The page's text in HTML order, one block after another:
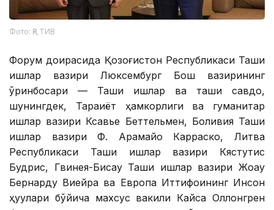
Фото: ҚР ТИВ
Форум доирасида Қозоғистон Республикаси Ташқи
ишлар вазири Люксембург Бош вазирининг
ўринбосари — Ташқи ишлар ва ташқи савдо,
шунингдек, Тараққиёт ҳамкорлиги ва гуманитар
ишлар вазири Ксавье Беттельмен, Боливия Ташқи
ишлар вазири Ф. Арамайо Карраско, Литва
Республикаси Ташқи ишлар вазири Кястутис
Будрис, Гвинея-Бисау Ташқи ишлар вазири Жоау
Бернарду Виейра ва Европа Иттифоқининг Инсон
ҳуқуқлари бўйича махсус вакили Кайса Оллонгрен